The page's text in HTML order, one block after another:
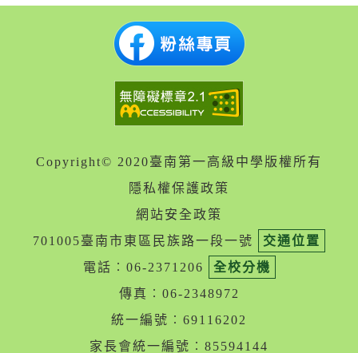
Copyright© 2020臺南第一高級中學版權所有
隱私權保護政策
網站安全政策
701005臺南市東區民族路一段一號
交通位置
電話︰06-2371206
全校分機
傳真︰06-2348972
統一編號︰69116202
家長會統一編號︰85594144